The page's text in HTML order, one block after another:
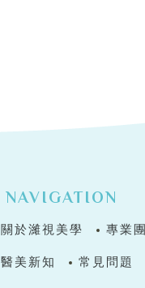
NAVIGATION
關於濰視美學 專業
醫美新知 常見問題